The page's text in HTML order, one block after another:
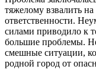
тяжелому взвалить
ответственности.
силами приводило к
большие проблемы.
смешные ситуации,
родной город от